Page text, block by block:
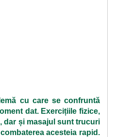
cu care se confruntă
dat. Exercițiile fizice,
dar și masajul sunt trucuri
acesteia rapid.